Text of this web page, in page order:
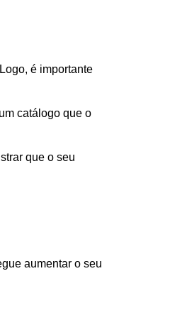
é importante
catálogo que o
que o seu
aumentar o seu